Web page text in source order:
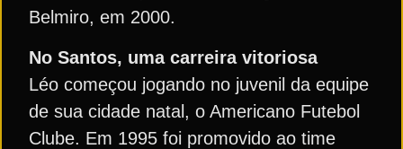
Belmiro, em 2000.
No Santos, uma carreira vitoriosa
Léo começou jogando no juvenil da equipe
de sua cidade natal, o Americano Futebol
Clube. Em 1995 foi promovido ao time